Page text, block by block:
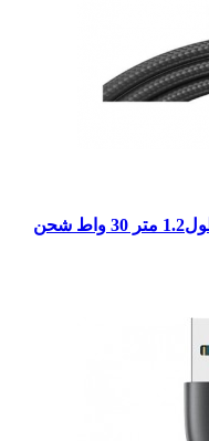
كابل شحن جوي روم تايب سي ايفون طول1.2 متر 30 واط شحن